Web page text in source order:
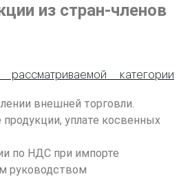
из стран-членов
категории
внешней торговли.
уплате косвенных
по НДС при импорте
руководством